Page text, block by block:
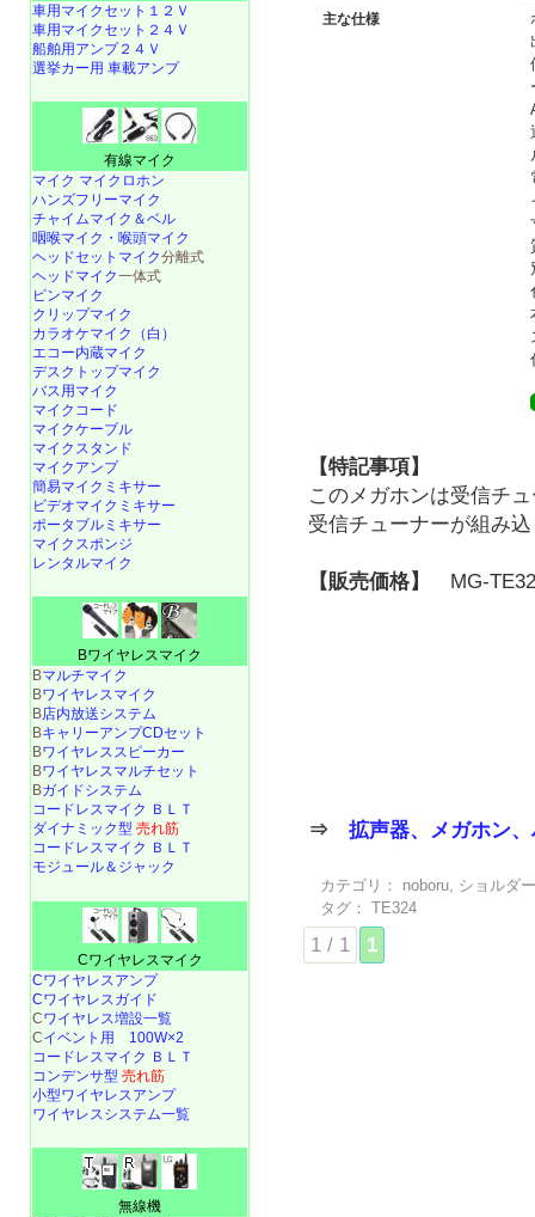
主な仕様
【特記事項】
このメガホンは受信チ
受信チューナーが組み
【販売価格】 MG-
⇒拡声器、メガホン
カテゴリ： noboru, ショルダ
タグ：
TE324
1 / 1 1
車用マイクセット１２Ｖ
車用マイクセット２４Ｖ
船舶用アンプ２４Ｖ
選挙カー用 車載アンプ
有線マイク
マイク マイクロホン
ハンズフリーマイク
チャイムマイク＆ベル
咽喉マイク・喉頭マイク
ヘッドセットマイク分離式
ヘッドマイク一体式
ピンマイク
クリップマイク
カラオケマイク（白）
エコー内蔵マイク
デスクトップマイク
バス用マイク
マイクコード
マイクケーブル
マイクスタンド
マイクアンプ
簡易マイクミキサー
ビデオマイクミキサー
ポータブルミキサー
マイクスポンジ
レンタルマイク
Bワイヤレスマイク
Bマルチマイク
Bワイヤレスマイク
B店内放送システム
BキャリーアンプCDセット
Bワイヤレススピーカー
Bワイヤレスマルチセット
Bガイドシステム
コードレスマイク ＢＬＴ
ダイナミック型 売れ筋
コードレスマイク ＢＬＴ
モジュール＆ジャック
Cワイヤレスマイク
Cワイヤレスアンプ
Cワイヤレスガイド
Cワイヤレス増設一覧
Cイベント用 100W×2
コードレスマイク ＢＬＴ
コンデンサ型 売れ筋
小型ワイヤレスアンプ
ワイヤレスシステム一覧
無線機